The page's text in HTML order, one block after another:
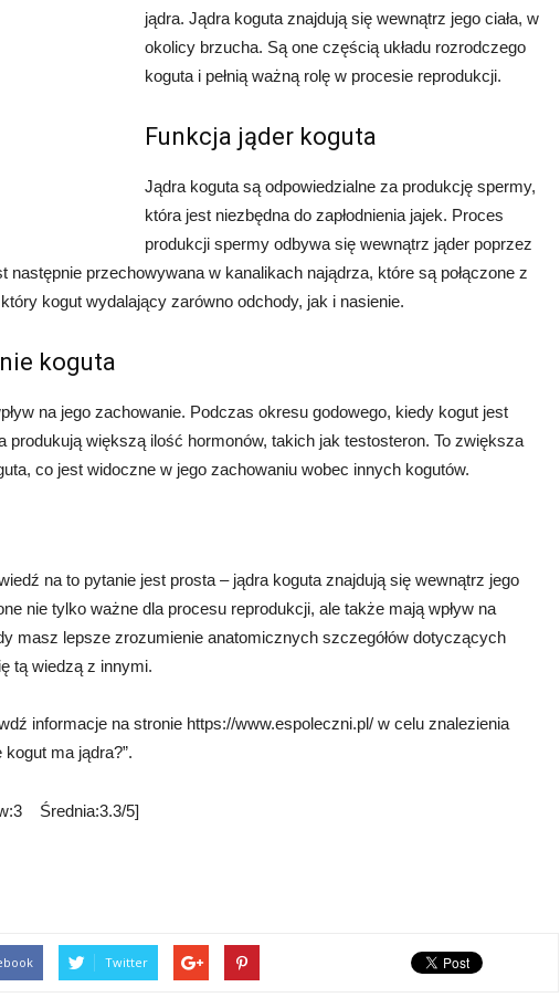
jądra. Jądra koguta znajdują się wewnątrz jego ciała, w
okolicy brzucha. Są one częścią układu rozrodczego
koguta i pełnią ważną rolę w procesie reprodukcji.
Funkcja jąder koguta
Jądra koguta są odpowiedzialne za produkcję spermy,
która jest niezbędna do zapłodnienia jajek. Proces
produkcji spermy odbywa się wewnątrz jąder poprzez
następnie przechowywana w kanalikach najądrza, które są połączone z
kogut wydalający zarówno odchody, jak i nasienie.
koguta
na jego zachowanie. Podczas okresu godowego, kiedy kogut jest
produkują większą ilość hormonów, takich jak testosteron. To zwiększa
co jest widoczne w jego zachowaniu wobec innych kogutów.
na to pytanie jest prosta – jądra koguta znajdują się wewnątrz jego
nie tylko ważne dla procesu reprodukcji, ale także mają wpływ na
masz lepsze zrozumienie anatomicznych szczegółów dotyczących
tą wiedzą z innymi.
informacje na stronie https://www.espoleczni.pl/ w celu znalezienia
ma jądra?”.
Średnia:3.3/5]
Twitter